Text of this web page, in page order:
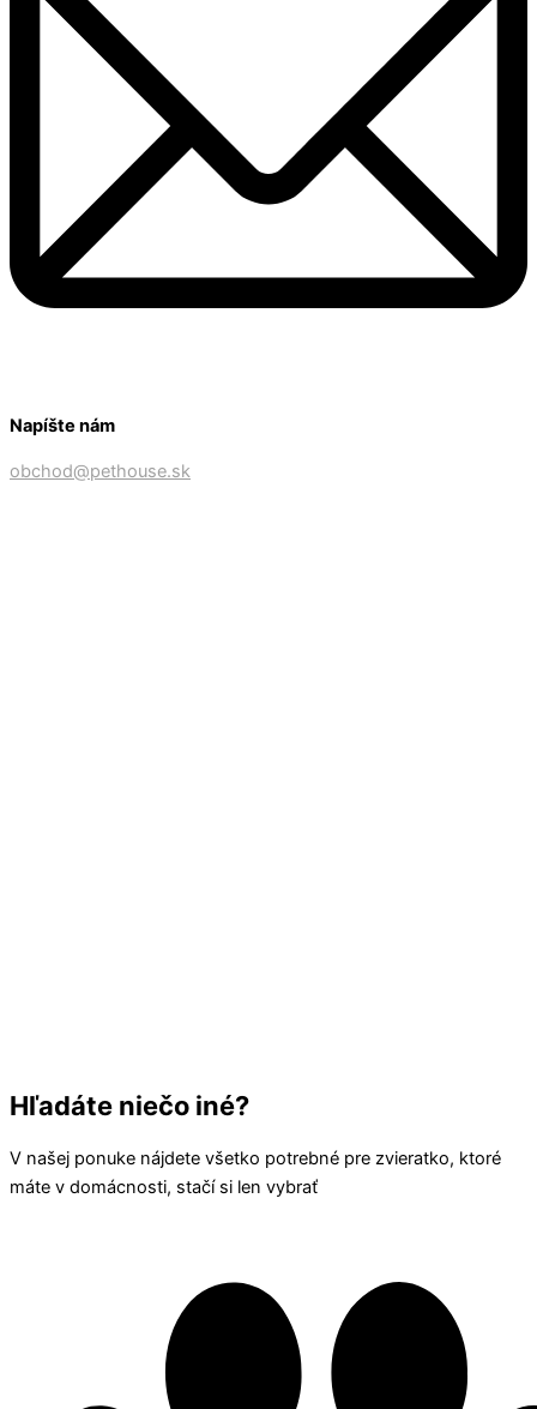
Napíšte nám
obchod@pethouse.sk
Hľadáte niečo iné?
V našej ponuke nájdete všetko potrebné pre zvieratko, ktoré
máte v domácnosti, stačí si len vybrať